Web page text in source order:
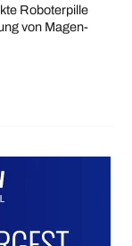
Roboterpille
von Magen-